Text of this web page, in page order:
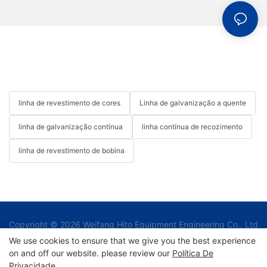
linha de revestimento de cores Linha de galvanização a quente
linha de galvanização contínua linha contínua de recozimento
linha de revestimento de bobina
Copyright © 2026 Weifang Hito Equipment Engineering Co., Ltd
|
We use cookies to ensure that we give you the best experience
on and off our website. please review our Política De